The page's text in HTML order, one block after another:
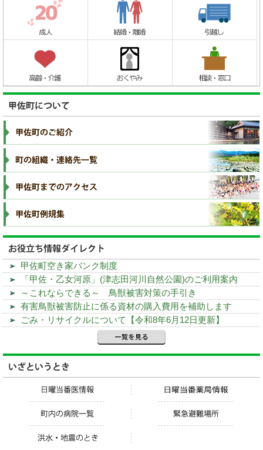
甲佐町空き家バンク制度
「甲佐・乙女河原」(津志田河川自然公園)のご利用案内
～これならできる～ 鳥獣被害対策の手引き
有害鳥獣被害防止に係る資材の購入費用を補助します
ごみ・リサイクルについて【令和8年6月12日更新】